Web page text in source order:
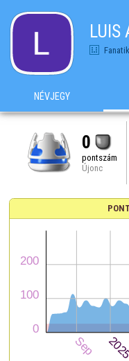
LUIS
NÉVJEGY
0
pontszám
Újonc